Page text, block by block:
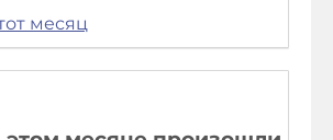
месяц